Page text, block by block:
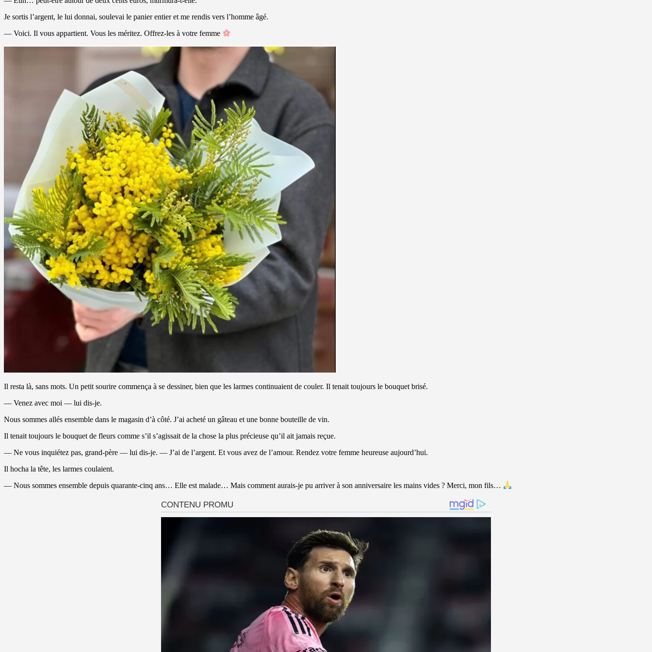
Je sortis l’argent, le lui donnai, soulevai le panier entier et me rendis vers l’homme âgé.
— Voici. Il vous appartient. Vous les méritez. Offrez-les à votre femme
Il resta là, sans mots. Un petit sourire commença à se dessiner, bien que les larmes continuaient de couler. Il tenait toujours le bouquet brisé.
— Venez avec moi — lui dis-je.
Nous sommes allés ensemble dans le magasin d’à côté. J’ai acheté un gâteau et une bonne bouteille de vin.
Il tenait toujours le bouquet de fleurs comme s’il s’agissait de la chose la plus précieuse qu’il ait jamais reçue.
— Ne vous inquiétez pas, grand-père — lui dis-je. — J’ai de l’argent. Et vous avez de l’amour. Rendez votre femme heureuse aujourd’hui.
Il hocha la tête, les larmes coulaient.
— Nous sommes ensemble depuis quarante-cinq ans… Elle est malade… Mais comment aurais-je pu arriver à son anniversaire les mains vides ? Merci, mon fils…